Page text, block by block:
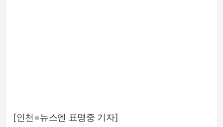
[인천=뉴스엔 표명중 기자]